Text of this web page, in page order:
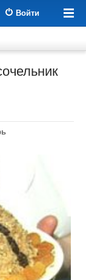
Войти